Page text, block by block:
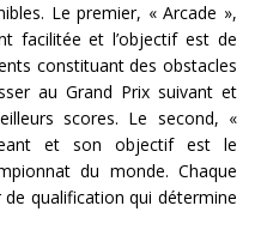
Le premier, « Arcade »,
facilitée et l’objectif est de
constituant des obstacles
au Grand Prix suivant et
scores. Le second, «
et son objectif est le
du monde. Chaque
de qualification qui détermine